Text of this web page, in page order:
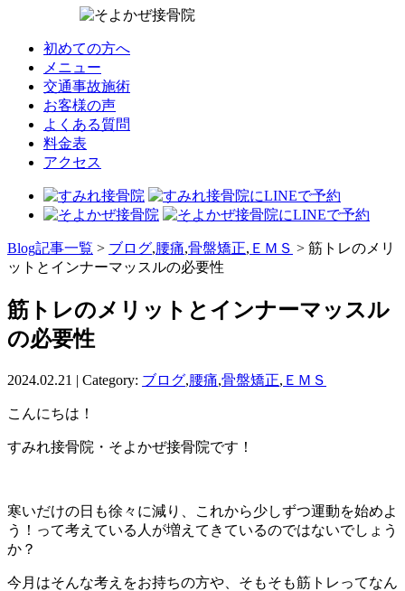
初めての方へ
メニュー
交通事故施術
お客様の声
よくある質問
料金表
アクセス
Blog記事一覧 > ブログ,腰痛,骨盤矯正, ＥＭＳ > 筋トレのメリ
ットとインナーマッスルの必要性
筋トレのメリットとインナーマッスル
の必要性
2024.02.21 | Category: ブログ,腰痛,骨盤矯正, ＥＭＳ
こんにちは！
すみれ接骨院・そよかぜ接骨院です！
寒いだけの日も徐々に減り、これから少しずつ運動を始めよ
う！って考えている人が増えてきているのではないでしょう
か？
今月はそんな考えをお持ちの方や、そもそも筋トレってなん